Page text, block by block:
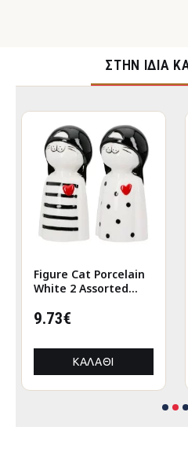
ΣΤΉΝ ΊΔΙΑ
Figure Cat Porcelain
White 2 Assorted
9.73€
ΚΑΛΆΘΙ